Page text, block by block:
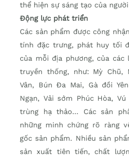
thể hiện sự sáng tạo của
Động lực phát triển
Các sản phẩm được công
tính đặc trưng, phát huy tối
của mỗi địa phương, của các
truyền thống, như: Mỳ Chũ,
Vân, Bún Đa Mai, Gà đồi
Ngạn, Vải sớm Phúc Hòa,
trùng hạ thảo… Các sản
những minh chứng rõ ràng
gốc sản phẩm. Nhiều sản
sản xuất tiên tiến, chất